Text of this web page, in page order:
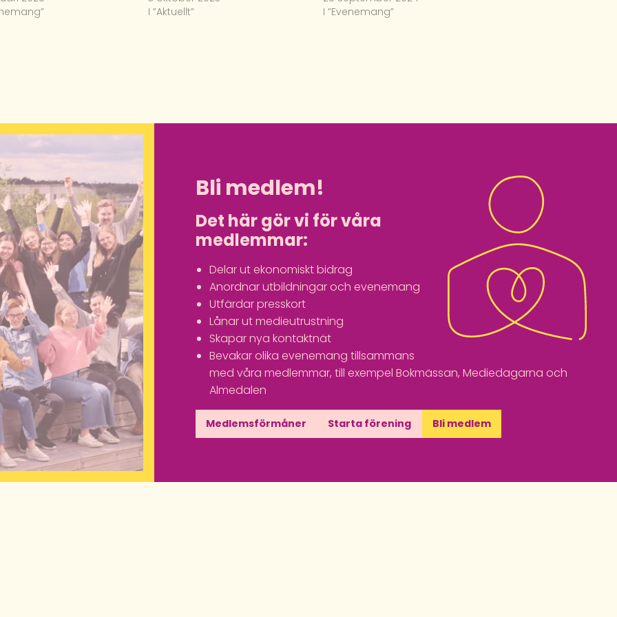
I ”Aktuellt”
I ”Evenemang”
Bli medlem!
Det här gör vi för våra
medlemmar:
Delar ut ekonomiskt bidrag
Anordnar utbildningar och evenemang
Utfärdar presskort
Lånar ut medieutrustning
Skapar nya kontaktnät
Bevakar olika evenemang tillsammans
med våra medlemmar, till exempel Bokmässan, Mediedagarna och
Almedalen
Medlemsförmåner Starta förening Bli medlem